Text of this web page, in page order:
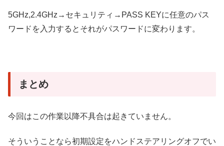
5GHz,2.4GHz→セキュリティ→PASS KEYに任意のパス
ワードを入力するとそれがパスワードに変わります。
まとめ
今回はこの作業以降不具合は起きていません。
そういうことなら初期設定をハンドステアリングオフでい